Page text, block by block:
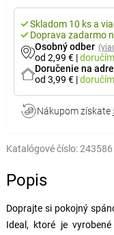
Skladom 10 ks a
Doprava zadarmo
Osobný odber
od 2,99 € |
Doručenie na
od 3,99 € |
Nákupom získate
Katalógové číslo:243586
Popis
Doprajte si pokojný
Ideal, ktoré je